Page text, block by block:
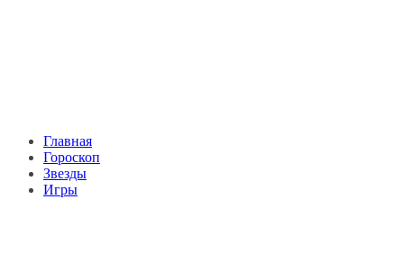
Главная
Гороскоп
Звезды
Игры